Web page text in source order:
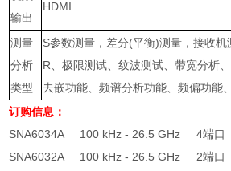
输出
HDMI
测量
分析
类型
S参数测量，差分(平衡)测量，接收机
R 、极限测试、纹波测试、带宽分析
去嵌功能、频谱分析功能、频偏功能
订购信息：
SNA6034A
100 kHz - 26.5 GHz 4端口
SNA6032A
100 kHz - 26.5 GHz 2端口